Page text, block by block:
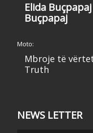
Elida Buçpapaj
Buçpapaj
Moto:
Mbroje të
Truth
NEWS LETTER